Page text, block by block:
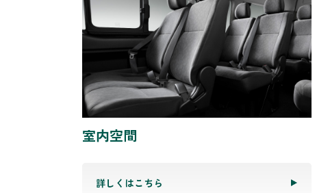
室内空間
詳しくはこちら